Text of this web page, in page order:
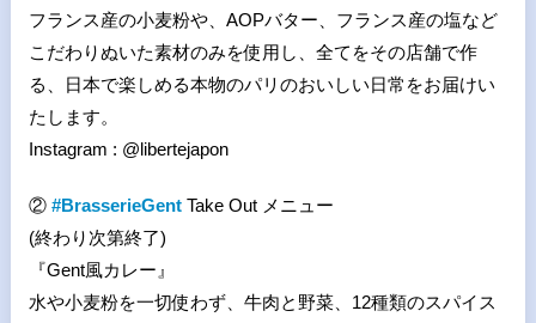
フランス産の小麦粉や、AOPバター、フランス産の塩など
こだわりぬいた素材のみを使用し、全てをその店舗で作
る、日本で楽しめる本物のパリのおいしい日常をお届けい
たします。
Instagram : @libertejapon
② #BrasserieGentTake Out メニュー
(終わり次第終了)
『Gent風カレー』
水や小麦粉を一切使わず、牛肉と野菜、12種類のスパイス